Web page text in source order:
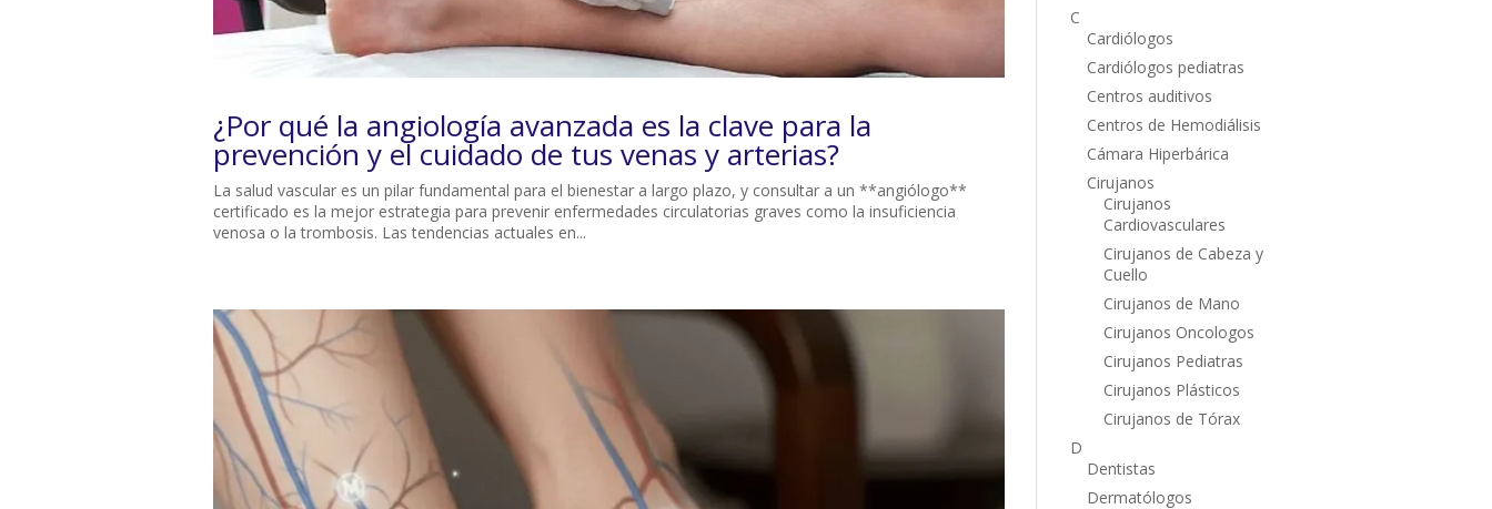
¿Por qué la angiología avanzada es la clave para la
prevención y el cuidado de tus venas y arterias?
La salud vascular es un pilar fundamental para el bienestar a largo plazo, y consultar a un **angiólogo**
certificado es la mejor estrategia para prevenir enfermedades circulatorias graves como la insuficiencia
venosa o la trombosis. Las tendencias actuales en...
C
Cardiólogos
Cardiólogos pediatras
Centros auditivos
Centros de Hemodiálisis
Cámara Hiperbárica
Cirujanos
Cirujanos
Cardiovasculares
Cirujanos de Cabeza y
Cuello
Cirujanos de Mano
Cirujanos Oncologos
Cirujanos Pediatras
Cirujanos Plásticos
Cirujanos de Tórax
D
Dentistas
Dermatólogos